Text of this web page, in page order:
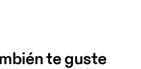
te guste